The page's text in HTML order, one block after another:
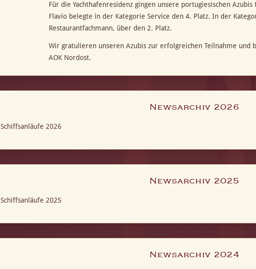
Für die Yachthafenresidenz gingen unsere portugiesischen
Flavio belegte in der Kategorie Service den 4. Platz. In der
Restaurantfachmann, über den 2. Platz.
Wir gratulieren unseren Azubis zur erfolgreichen Teilnahme und
AOK Nordost.
Newsarchiv 2026
Schiffsanläufe 2026
Newsarchiv 2025
Schiffsanläufe 2025
Newsarchiv 2024